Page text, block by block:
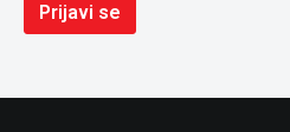
Prijavi se